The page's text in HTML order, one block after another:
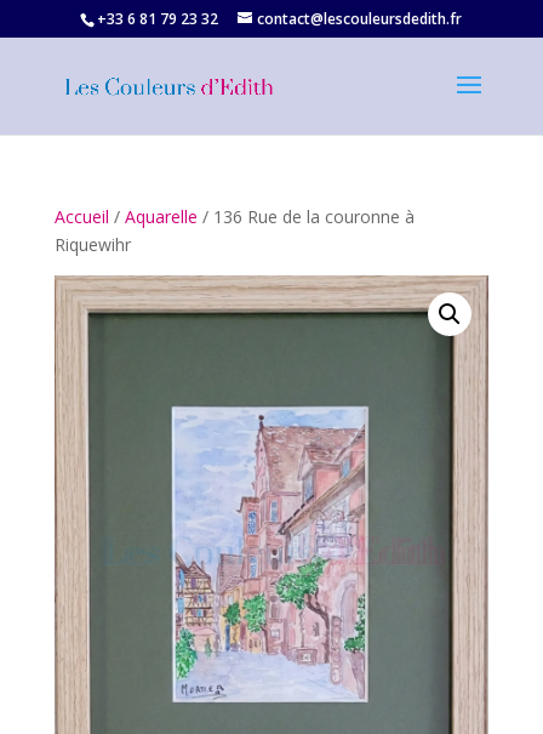
+33 6 81 79 23 32‬ contact@lescouleursdedith.fr
Accueil / Aquarelle / 136 Rue de la couronne à
Riquewihr